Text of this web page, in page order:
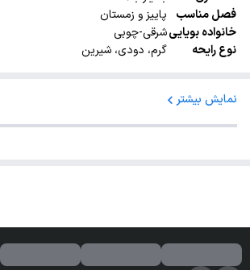
فصل مناسب
پاییز و زمستان
خانواده بویاییشرقی-چوبی
نوع رایحه
گرم، دودی، شیرین
نمایش بیشتر